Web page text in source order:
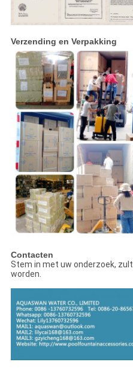
Verzending en Verpakking
Contacten
Stem in met uw onderzoek,
worden.